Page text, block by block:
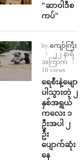
“ဆာဝါဒီစ
ကပ်”
by ကျော်ကြီး
၂၂ နာရီ
အကြာက
10 views
ရေစီးနဲ့မျော
ပါသွားတဲ့ ၂
နှစ်အရွယ်
ကလေး ၁
ဦးအပါ ၂
ဦး
ပျောက်ဆုံး
နေ